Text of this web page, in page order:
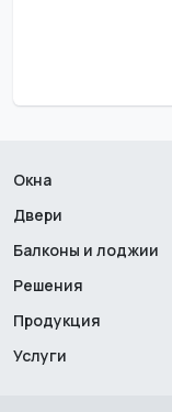
Окна
Двери
Балконы и лоджии
Решения
Продукция
Услуги